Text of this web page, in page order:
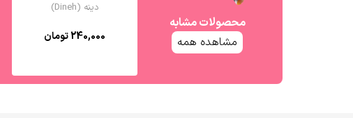
محصولات مشابه
مشاهده همه
دینه (Dineh)
240,000تومان